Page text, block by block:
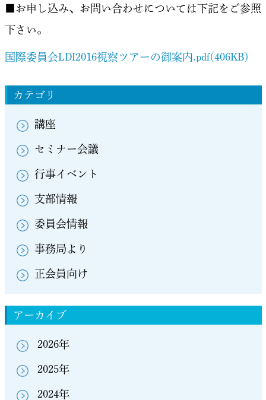
カテゴリ
講座
セミナー会議
行事イベント
支部情報
委員会情報
事務局より
正会員向け
アーカイブ
2026年
2025年
2024年
■お申し込み、お問い合わせについては下記をご参照
下さい。
国際委員会LDI2016視察ツアーの御案内.pdf(406KB)